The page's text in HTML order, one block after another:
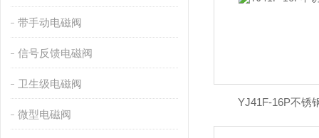
带手动电磁阀
信号反馈电磁阀
卫生级电磁阀
微型电磁阀
YJ41F-16P不锈